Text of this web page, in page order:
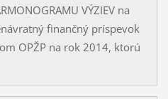
VÝZIEV na
finančný príspevok
OPŽP na rok 2014, ktorú